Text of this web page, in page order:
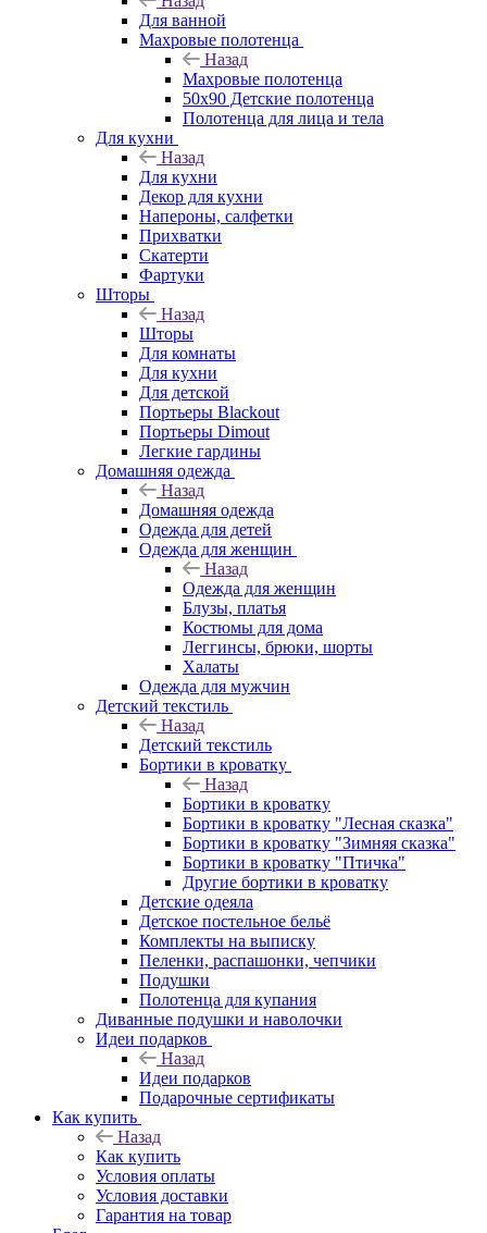
Для ванной
Махровые полотенца
Назад
Махровые полотенца
50х90 Детские полотенца
Полотенца для лица и тела
Для кухни
Назад
Для кухни
Декор для кухни
Напероны, салфетки
Прихватки
Скатерти
Фартуки
Шторы
Назад
Шторы
Для комнаты
Для кухни
Для детской
Портьеры Blackout
Портьеры Dimout
Легкие гардины
Домашняя одежда
Назад
Домашняя одежда
Одежда для детей
Одежда для женщин
Назад
Одежда для женщин
Блузы, платья
Костюмы для дома
Леггинсы, брюки, шорты
Халаты
Одежда для мужчин
Детский текстиль
Назад
Детский текстиль
Бортики в кроватку
Назад
Бортики в кроватку
Бортики в кроватку "Лесная сказка"
Бортики в кроватку "Зимняя сказка"
Бортики в кроватку "Птичка"
Другие бортики в кроватку
Детские одеяла
Детское постельное бельё
Комплекты на выписку
Пеленки, распашонки, чепчики
Подушки
Полотенца для купания
Диванные подушки и наволочки
Идеи подарков
Назад
Идеи подарков
Подарочные сертификаты
Как купить
Назад
Как купить
Условия оплаты
Условия доставки
Гарантия на товар